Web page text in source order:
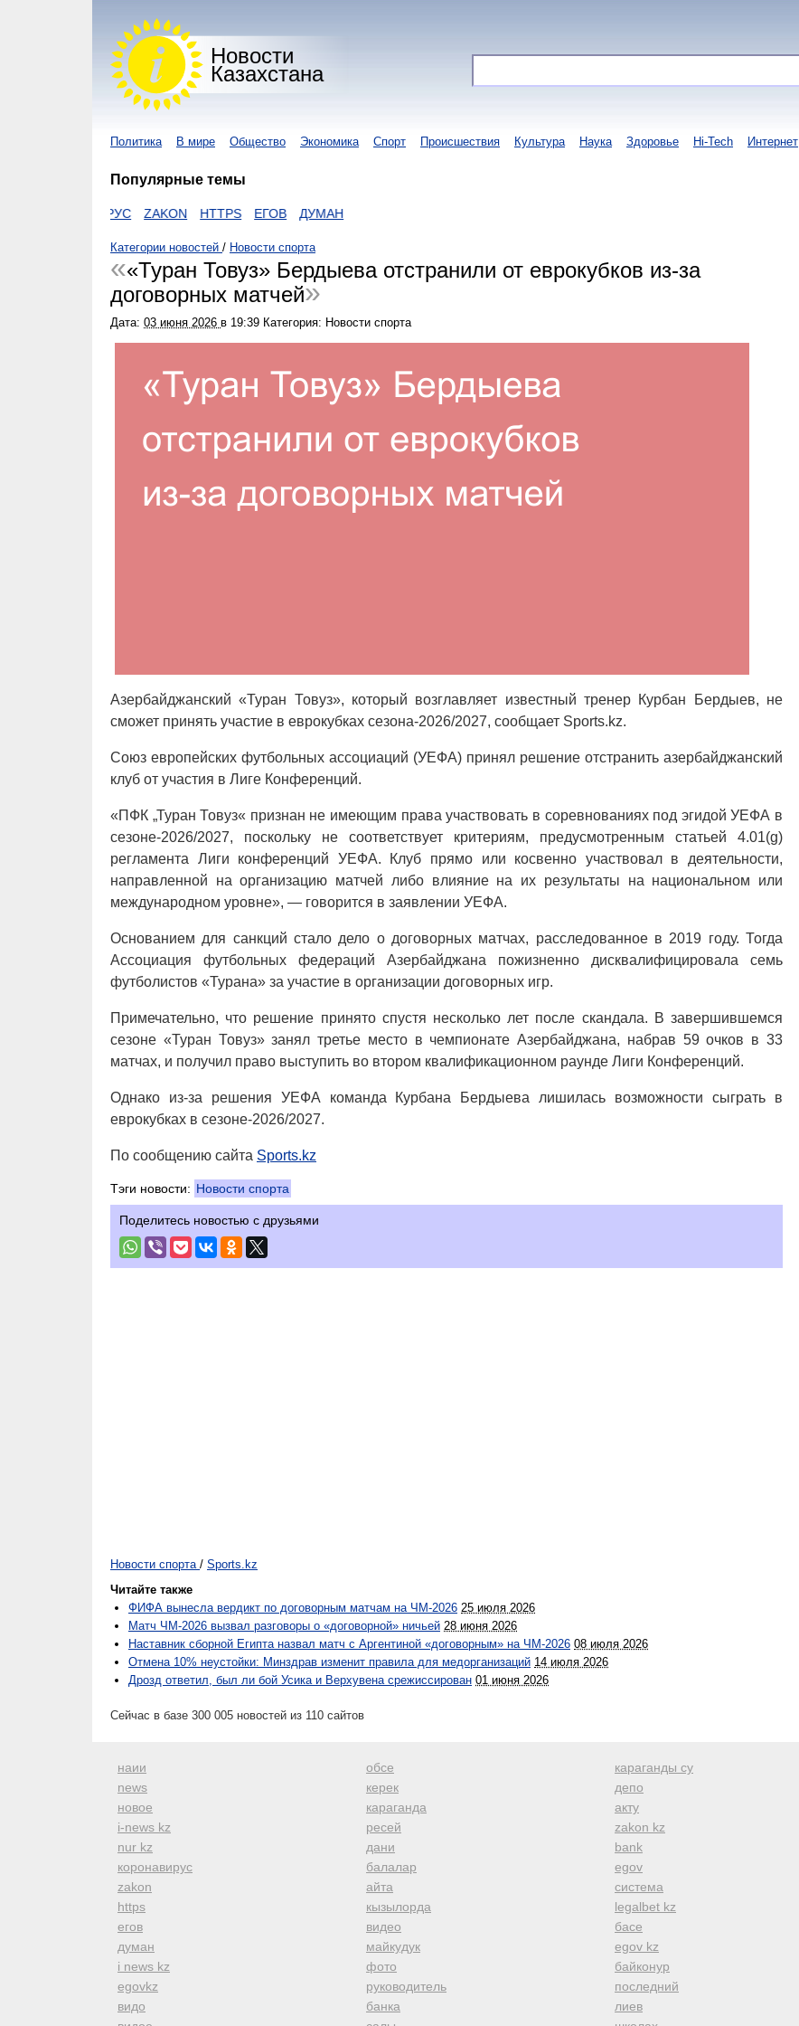
Новости
Казахстана
Политика В мире Общество Экономика Спорт Происшествия Культура Наука Здоровье Hi-Tech Интернет
Популярные темы
ZAKON HTTPS ЕГОВ ДУМАН
Категории новостей / Новости спорта
«Туран Товуз» Бердыева отстранили от еврокубков из-за
договорных матчей
Дата: 03 июня 2026 в 19:39 Категория: Новости спорта
Азербайджанский «Туран Товуз», который возглавляет известный тренер Курбан Бердыев, не
сможет принять участие в еврокубках сезона-2026/2027, сообщает Sports.kz.
Союз европейских футбольных ассоциаций (УЕФА) принял решение отстранить азербайджанский
клуб от участия в Лиге Конференций.
«ПФК „Туран Товуз« признан не имеющим права участвовать в соревнованиях под эгидой УЕФА в
сезоне-2026/2027, поскольку не соответствует критериям, предусмотренным статьей 4.01(g)
регламента Лиги конференций УЕФА. Клуб прямо или косвенно участвовал в деятельности,
направленной на организацию матчей либо влияние на их результаты на национальном или
международном уровне», — говорится в заявлении УЕФА.
Основанием для санкций стало дело о договорных матчах, расследованное в 2019 году. Тогда
Ассоциация футбольных федераций Азербайджана пожизненно дисквалифицировала семь
футболистов «Турана» за участие в организации договорных игр.
Примечательно, что решение принято спустя несколько лет после скандала. В завершившемся
сезоне «Туран Товуз» занял третье место в чемпионате Азербайджана, набрав 59 очков в 33
матчах, и получил право выступить во втором квалификационном раунде Лиги Конференций.
Однако из-за решения УЕФА команда Курбана Бердыева лишилась возможности сыграть в
еврокубках в сезоне-2026/2027.
По сообщению сайта Sports.kz
Тэги новости: Новости спорта
Поделитесь новостью с друзьями
Новости спорта / Sports.kz
Читайте также
ФИФА вынесла вердикт по договорным матчам на ЧМ-2026 25 июля 2026
Матч ЧМ-2026 вызвал разговоры о «договорной» ничьей 28 июня 2026
Наставник сборной Египта назвал матч с Аргентиной «договорным» на ЧМ-2026 08 июля 2026
Отмена 10% неустойки: Минздрав изменит правила для медорганизаций 14 июля 2026
Дрозд ответил, был ли бой Усика и Верхувена срежиссирован 01 июня 2026
Сейчас в базе 300 005 новостей из 110 сайтов
наии
news
новое
i-news kz
nur kz
коронавирус
zakon
https
егов
думан
i news kz
egovkz
видо
обсе
керек
караганда
ресей
дани
балалар
айта
кызылорда
видео
майкудук
фото
руководитель
банка
караганды су
депо
акту
zakon kz
bank
egov
система
legalbet kz
басе
egov kz
байконур
последний
лиев